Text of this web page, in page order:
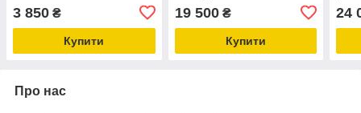
3 850 ₴
Купити
19 500₴
Купити
24
Про нас